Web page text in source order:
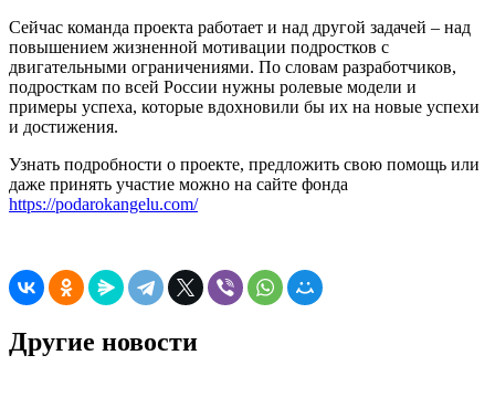
Сейчас команда проекта работает и над другой задачей – над
повышением жизненной мотивации подростков с
двигательными ограничениями. По словам разработчиков,
подросткам по всей России нужны ролевые модели и
примеры успеха, которые вдохновили бы их на новые успехи
и достижения.
Узнать подробности о проекте, предложить свою помощь или
даже принять участие можно на сайте фонда
https://podarokangelu.com/
Другие новости